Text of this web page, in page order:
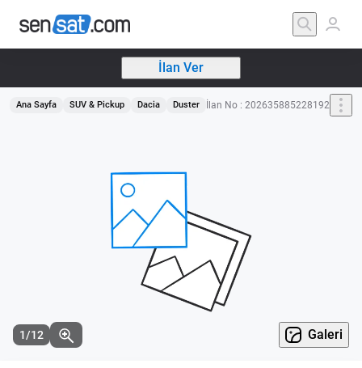
İlan Ver
Ana Sayfa SUV & Pickup Dacia Duster İlan No : 202635885228192
1/12 Galeri